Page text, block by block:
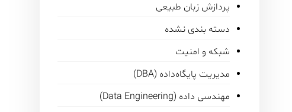
پردازش زبان طبیعی
دسته بندی نشده
شبکه و امنیت
مدیریت پایگاه‌داده (DBA)
مهندسی داده (Data Engineering)